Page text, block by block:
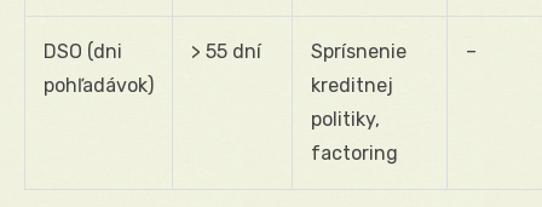
DSO (dni
pohľadávok)
> 55 dní
Sprísnenie
kreditnej
politiky,
factoring
–